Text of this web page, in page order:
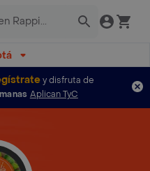
y disfruta de
Aplican TyC